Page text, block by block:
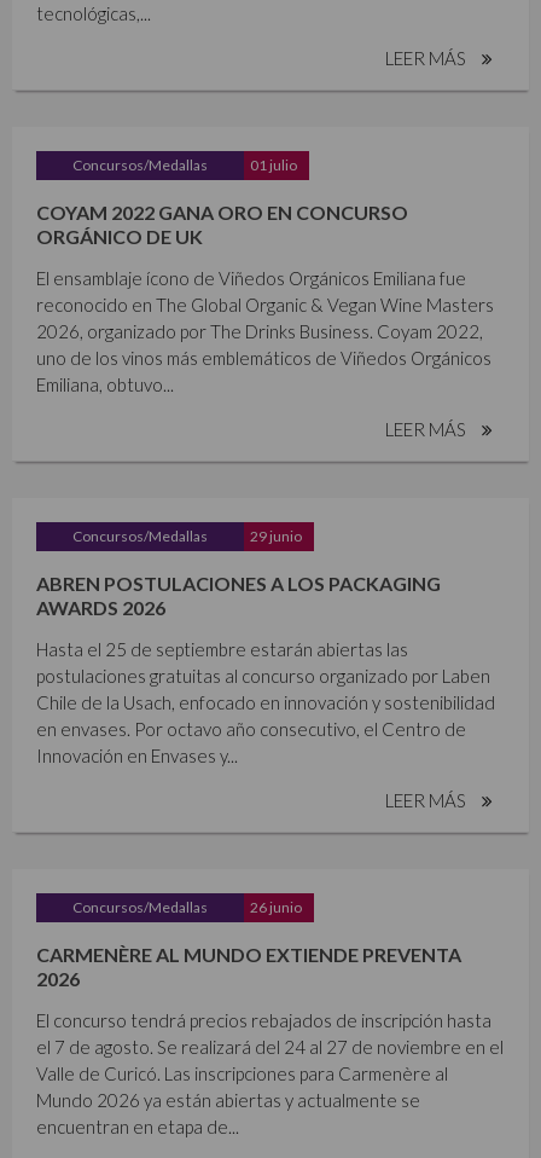
tecnológicas,...
LEER MÁS
Concursos/Medallas 01 julio
COYAM 2022 GANA ORO EN CONCURSO
ORGÁNICO DE UK
El ensamblaje ícono de Viñedos Orgánicos Emiliana fue
reconocido en The Global Organic & Vegan Wine Masters
2026, organizado por The Drinks Business. Coyam 2022,
uno de los vinos más emblemáticos de Viñedos Orgánicos
Emiliana, obtuvo...
LEER MÁS
Concursos/Medallas 29 junio
ABREN POSTULACIONES A LOS PACKAGING
AWARDS 2026
Hasta el 25 de septiembre estarán abiertas las
postulaciones gratuitas al concurso organizado por Laben
Chile de la Usach, enfocado en innovación y sostenibilidad
en envases. Por octavo año consecutivo, el Centro de
Innovación en Envases y...
LEER MÁS
Concursos/Medallas 26 junio
CARMENÈRE AL MUNDO EXTIENDE PREVENTA
2026
El concurso tendrá precios rebajados de inscripción hasta
el 7 de agosto. Se realizará del 24 al 27 de noviembre en el
Valle de Curicó. Las inscripciones para Carmenère al
Mundo 2026 ya están abiertas y actualmente se
encuentran en etapa de...